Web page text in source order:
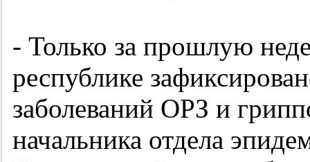
- Только за прошлую
республике
заболеваний ОРЗ и
начальника отдела